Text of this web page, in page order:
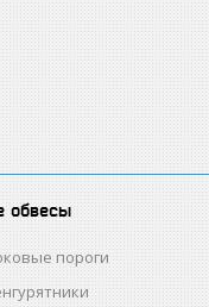
обвесы
пороги